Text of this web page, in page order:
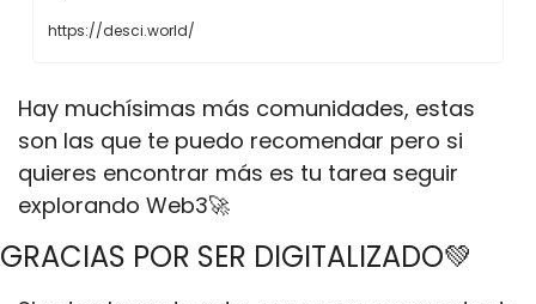
https://desci.world/
Hay muchísimas más comunidades, estas
son las que te puedo recomendar pero si
quieres encontrar más es tu tarea seguir
explorando Web3🚀
GRACIAS POR SER DIGITALIZADO💚